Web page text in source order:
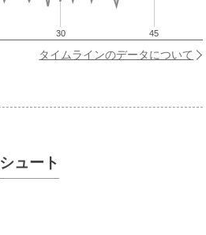
30 45
タイムラインのデータについて
シュート